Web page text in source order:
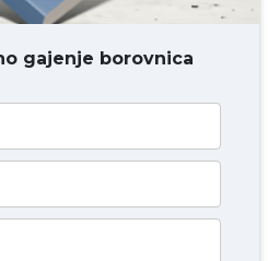
gajenje borovnica